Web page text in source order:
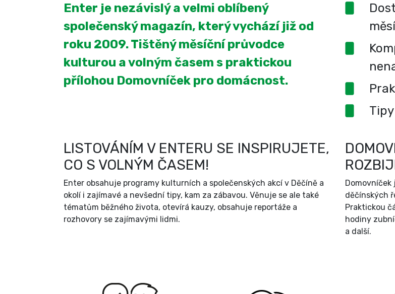
Enter je nezávislý a velmi oblíbený
společenský magazín, který vychází již od
roku 2009. Tištěný měsíční průvodce
kulturou a volným časem s praktickou
přílohou Domovníček pro domácnost.
LISTOVÁNÍM V ENTERU SE INSPIRUJETE,
CO S VOLNÝM ČASEM!
Enter obsahuje programy kulturních a společenských akcí v Děčíně a
okolí i zajímavé a nevšední tipy, kam za zábavou. Věnuje se ale také
tématům běžného života, otevírá kauzy, obsahuje reportáže a
rozhovory se zajímavými lidmi.
Domovníček
děčínských
Praktickou
hodiny
a další.